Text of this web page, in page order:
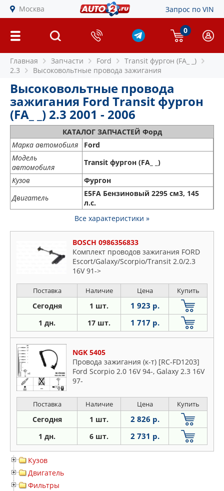
Москва Запрос по VIN
0
Главная Запчасти Ford
Transit фургон (FA_ _)
2.3
Высоковольтные провода зажигания
Высоковольтные провода
зажигания Ford Transit фургон
(FA_ _) 2.3 2001 - 2006
КАТАЛОГ ЗАПЧАСТЕЙ Форд
Марка автомобиля
Ford
Модель
автомобиля
Transit фургон (FA_ _)
Кузов
Фургон
Двигатель
E5FA Бензиновый 2295 см3, 145
л.с.
Все характеристики »
BOSCH 0986356833
Комплект проводов зажигания FORD
Escort/Galaxy/Scorpio/Transit 2.0/2.3
16V 91->
Поставка Наличие Цена Купить
Сегодня 1 шт. 1 923 р.
1 дн. 17 шт. 1 717 р.
NGK 5405
Провода зажигания (к-т) [RC-FD1203]
Ford Scorpio 2.0 16V 94-, Galaxy 2.3 16V
97-
Поставка Наличие Цена Купить
Сегодня 1 шт. 2 826 р.
1 дн. 6 шт. 2 731 р.
Кузов
Двигатель
Фильтры